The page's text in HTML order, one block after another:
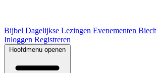
Bijbel Dagelijkse Lezingen Evenementen
Inloggen Registreren
Hoofdmenu openen